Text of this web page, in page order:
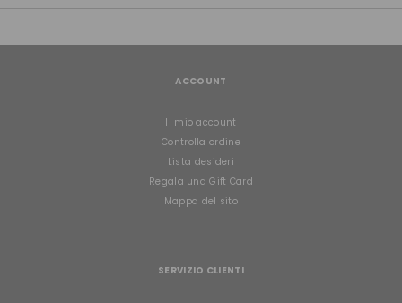
ACCOUNT
Il mio account
Controlla ordine
Lista desideri
Regala una Gift Card
Mappa del sito
SERVIZIO CLIENTI